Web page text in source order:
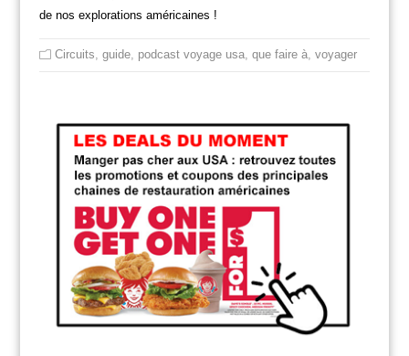
de nos explorations américaines !
Circuits guide, podcast voyage usa, que faire à, voyager